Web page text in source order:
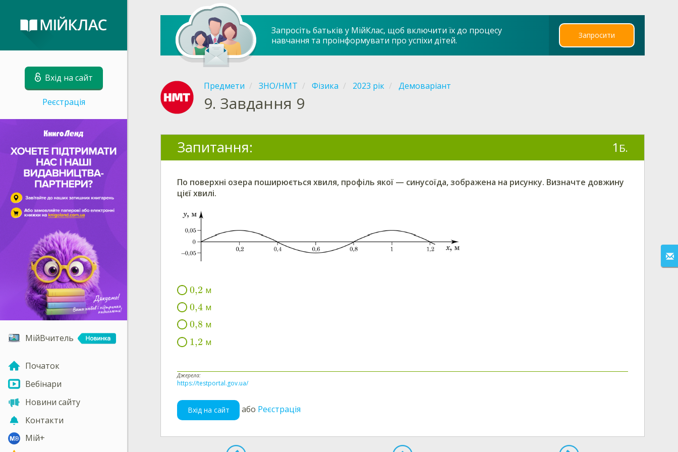
Вхід на сайт
Реєстрація
МійВчитель
Початок
Вебінари
Новини сайту
Контакти
Мій+
Запросіть батьків у МійКлас, щоб включити їх до процесу
навчання та проінформувати про успіхи дітей.
Запросити
Предмети ЗНО/НМТ Фізика 2023 рік Демоваріант
9. Завдання 9
Запитання: 1 Б.
По поверхні озера поширюється хвиля, профіль якої — синусоїда, зображена на рисунку. Визначте довжину
цієї хвилі.
0,2 м
0,4 м
0,8 м
1,2 м
Джерела:
https://testportal.gov.ua/
Вхід на сайт або Реєстрація